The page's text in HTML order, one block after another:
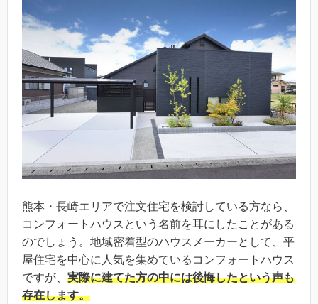
熊本・長崎エリアで注文住宅を検討している方なら、
コンフォートハウスという名前を耳にしたことがある
のでしょう。地域密着型のハウスメーカーとして、平
屋住宅を中心に人気を集めているコンフォートハウス
ですが、 実際に建てた方の中には後悔したという声も
存在します。